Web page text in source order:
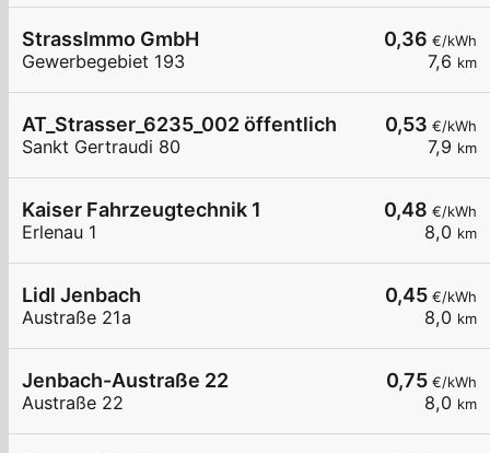
0,36 €/kWh
7,6 km
StrassImmo GmbH
Gewerbegebiet 193
0,53 €/kWh
7,9 km
AT_Strasser_6235_002 öffentlich
Sankt Gertraudi 80
0,48 €/kWh
8,0 km
Kaiser Fahrzeugtechnik 1
Erlenau 1
0,45 €/kWh
8,0 km
Lidl Jenbach
Austraße 21a
0,75 €/kWh
8,0 km
Jenbach-Austraße 22
Austraße 22